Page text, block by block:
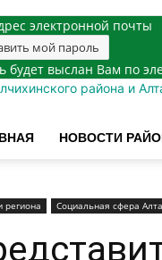
электронной почты
будет выслан Вам по
района и
НОВОСТИ
региона Социальная сфера